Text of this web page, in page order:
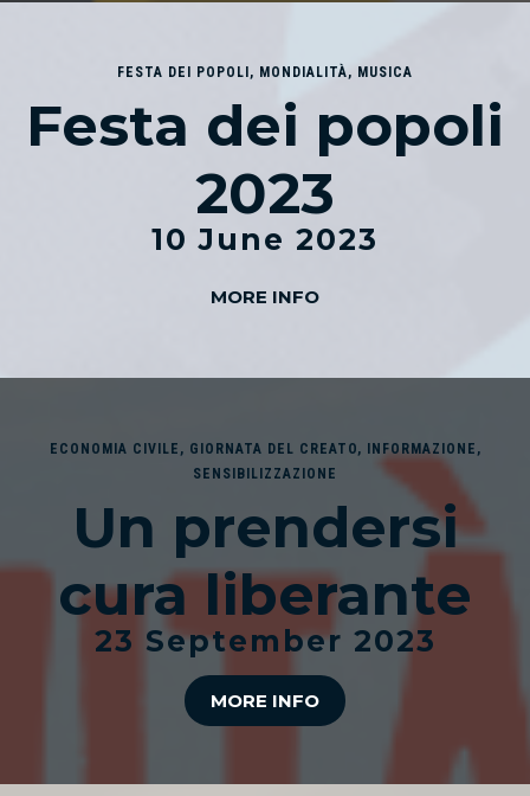
FESTA DEI POPOLI , MONDIALITÀ, MUSICA
Festa dei popoli
2023
10 June 2023
MORE INFO
ECONOMIA CIVILE , GIORNATA DEL CREATO, INFORMAZIONE ,
SENSIBILIZZAZIONE
Un prendersi
cura liberante
23 September 2023
MORE INFO